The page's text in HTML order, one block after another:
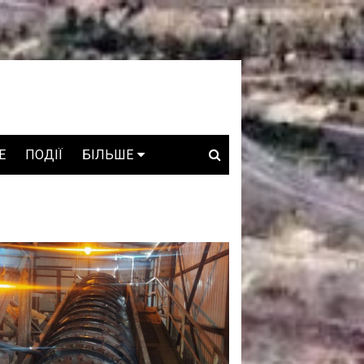
ПОДІЇ БІЛЬШЕ
WHO IS WHO
ПРОЗОРІ НАДРА
ГОВОРЯТЬ АСОЦІАЦІЇ
ГОВОРЯТЬ КОМПАНІЇ
КОНФЛІКТНІ НАДРА